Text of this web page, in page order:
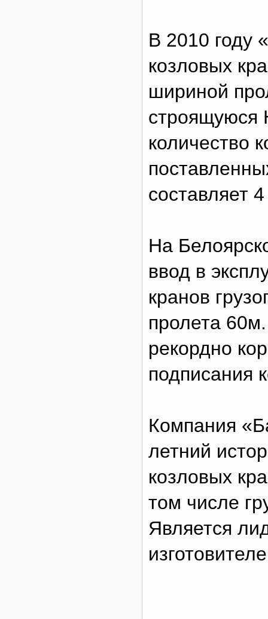
В 2010 году
козловых
шириной
количество
составляет
На
ввод в
кранов
пролета
рекордно
подписания
Компания
летний
козловых
том числе
Является